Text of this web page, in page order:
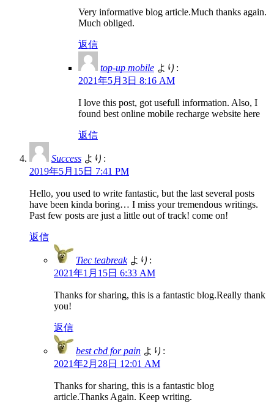
Very informative blog article.Much thanks again.
Much obliged.
返信
top-up mobile より:
2021年5月3日 8:16 AM
I love this post, got usefull information. Also, I
found best online mobile recharge website here
返信
Success より:
2019年5月15日 7:41 PM
Hello, you used to write fantastic, but the last several posts
have been kinda boring… I miss your tremendous writings.
Past few posts are just a little out of track! come on!
返信
Tiec teabreak より:
2021年1月15日 6:33 AM
Thanks for sharing, this is a fantastic blog.Really thank
you!
返信
best cbd for pain より:
2021年2月28日 12:01 AM
Thanks for sharing, this is a fantastic blog
article.Thanks Again. Keep writing.